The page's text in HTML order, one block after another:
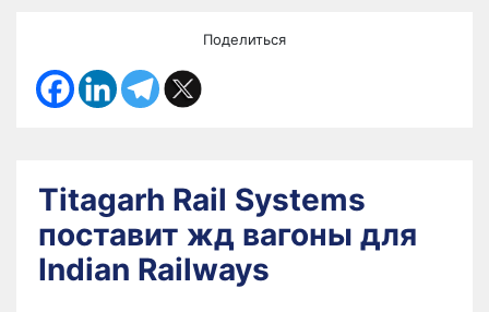
Поделиться
Titagarh Rail Systems
поставит жд вагоны для
Indian Railways